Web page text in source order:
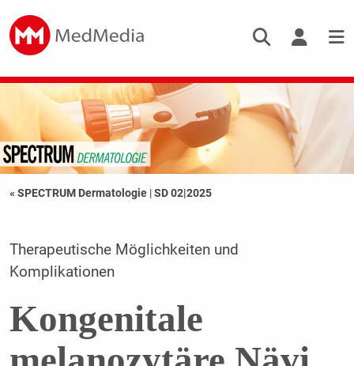
« SPECTRUM Dermatologie |SD 02|2025
Therapeutische Möglichkeiten und
Komplikationen
Kongenitale